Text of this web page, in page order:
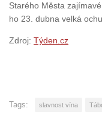
Starého Města
ho 23. dubna velká
Zdroj: Týden.cz
Tags: slavnost vína